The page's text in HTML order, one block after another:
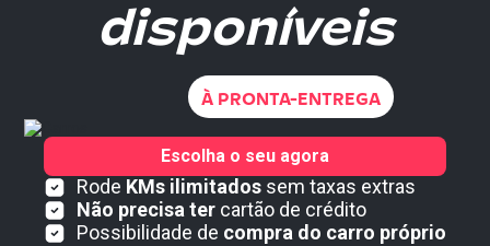
disponíveis
À PRONTA-ENTREGA
Rode KMs ilimitados sem taxas extras
Não precisa ter cartão de crédito
Possibilidade de compra do carro próprio
Escolha o seu agora